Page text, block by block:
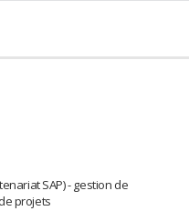
SAP) - gestion de
projets